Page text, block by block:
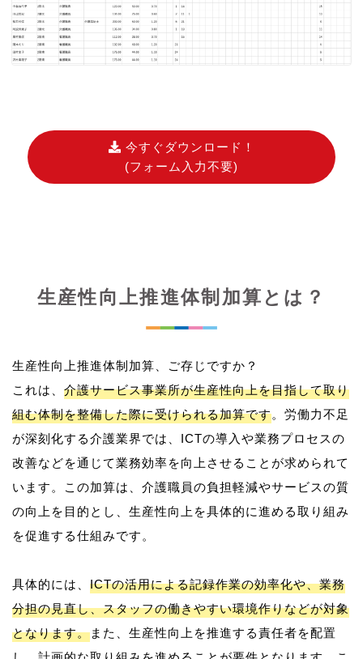
今すぐダウンロード！
(フォーム入力不要)
生産性向上推進体制加算とは？
生産性向上推進体制加算、ご存じですか？
これは、 介護サービス事業所が生産性向上を目指して取り
組む体制を整備した際に受けられる加算です。労働力不足
が深刻化する介護業界では、ICTの導入や業務プロセスの
改善などを通じて業務効率を向上させることが求められて
います。この加算は、介護職員の負担軽減やサービスの質
の向上を目的とし、生産性向上を具体的に進める取り組み
を促進する仕組みです。
具体的には、 ICTの活用による記録作業の効率化や、業務
分担の見直し、スタッフの働きやすい環境作りなどが対象
となります。また、生産性向上を推進する責任者を配置